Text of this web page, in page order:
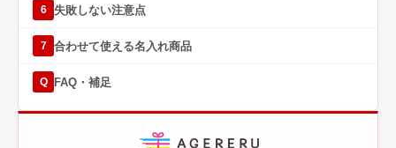
6 失敗しない注意点
7 合わせて使える名入れ商品
Q FAQ・補足